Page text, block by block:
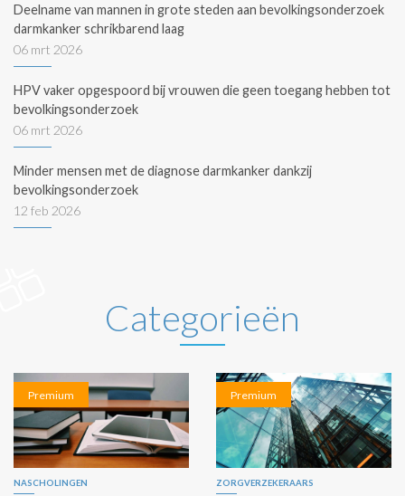
Deelname van mannen in grote steden aan bevolkingsonderzoek
darmkanker schrikbarend laag
06 mrt 2026
HPV vaker opgespoord bij vrouwen die geen toegang hebben tot
bevolkingsonderzoek
06 mrt 2026
Minder mensen met de diagnose darmkanker dankzij
bevolkingsonderzoek
12 feb 2026
Categorieën
Premium
NASCHOLINGEN
Premium
ZORGVERZEKERAARS